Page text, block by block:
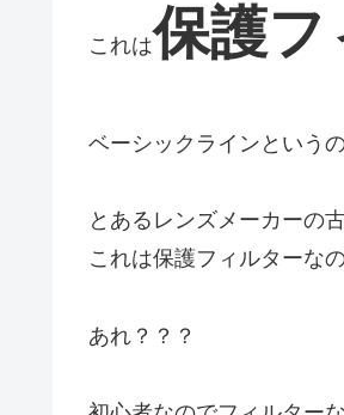
これは保護フ
ベーシックラインという
とあるレンズメーカーの
これは保護フィルターな
あれ？？？